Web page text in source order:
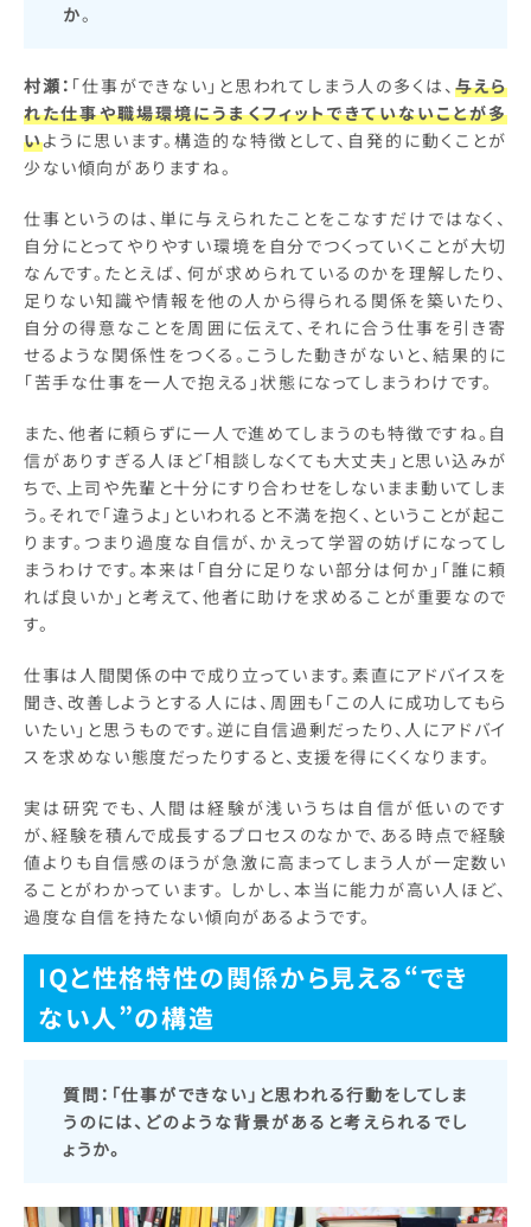
か。
村瀬： 「仕事ができない」と思われてしまう人の多くは、 与えら
れた仕事や職場環境にうまくフィットできていないことが多
いように思います。構造的な特徴として、自発的に動くことが
少ない傾向がありますね。
仕事というのは、単に与えられたことをこなすだけではなく、
自分にとってやりやすい環境を自分でつくっていくことが大切
なんです。たとえば、何が求められているのかを理解したり、
足りない知識や情報を他の人から得られる関係を築いたり、
自分の得意なことを周囲に伝えて、それに合う仕事を引き寄
せるような関係性をつくる。こうした動きがないと、結果的に
「苦手な仕事を一人で抱える」状態になってしまうわけです。
また、他者に頼らずに一人で進めてしまうのも特徴ですね。自
信がありすぎる人ほど「相談しなくても大丈夫」と思い込みが
ちで、上司や先輩と十分にすり合わせをしないまま動いてしま
う。それで「違うよ」といわれると不満を抱く、ということが起こ
ります。つまり過度な自信が、かえって学習の妨げになってし
まうわけです。本来は「自分に足りない部分は何か」「誰に頼
れば良いか」と考えて、他者に助けを求めることが重要なので
す。
仕事は人間関係の中で成り立っています。素直にアドバイスを
聞き、改善しようとする人には、周囲も「この人に成功してもら
いたい」と思うものです。逆に自信過剰だったり、人にアドバイ
スを求めない態度だったりすると、支援を得にくくなります。
実は研究でも、人間は経験が浅いうちは自信が低いのです
が、経験を積んで成長するプロセスのなかで、ある時点で経験
値よりも自信感のほうが急激に高まってしまう人が一定数い
ることがわかっています。 しかし、本当に能力が高い人ほど、
過度な自信を持たない傾向があるようです。
IQと性格特性の関係から見える“でき
ない人”の構造
質問：「仕事ができない」と思われる行動をしてしま
うのには、どのような背景があると考えられるでし
ょうか。